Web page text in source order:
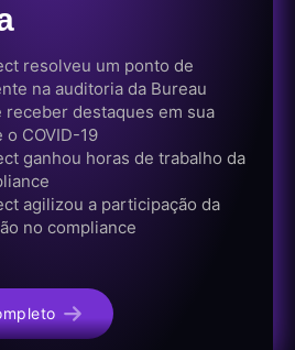
resolveu um ponto de
na auditoria da Bureau
receber destaques em sua
COVID-19
ganhou horas de trabalho da
agilizou a participação da
no compliance